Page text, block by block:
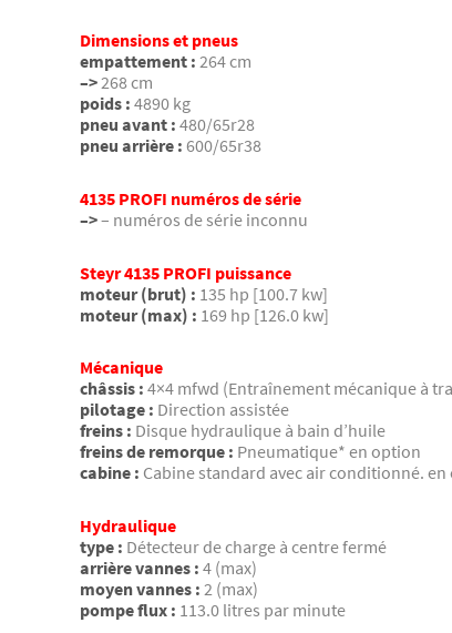
Dimensions et pneus
empattement : 264 cm
–>268 cm
poids : 4890 kg
pneu avant : 480/65r28
pneu arrière : 600/65r38
4135 PROFI numéros de série
–>– numéros de série inconnu
Steyr 4135 PROFI puissance
moteur (brut) : 135 hp [100.7 kw]
moteur (max) : 169 hp [126.0 kw]
Mécanique
châssis : 4×4 mfwd (Entraînement mécanique à
pilotage : Direction assistée
freins : Disque hydraulique à bain d’huile
freins de remorque : Pneumatique* en option
cabine : Cabine standard avec air conditionné.
Hydraulique
type : Détecteur de charge à centre fermé
arrière vannes : 4 (max)
moyen vannes : 2 (max)
pompe flux : 113.0 litres par minute